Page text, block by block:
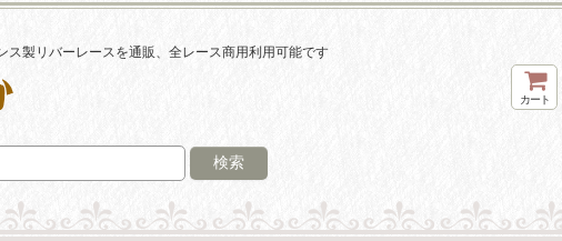
製リバーレースを通販、全レース商用利用可能です
カート
検索